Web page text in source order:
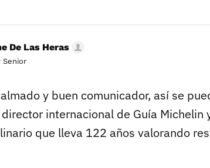
De Las Heras
Senior
y buen comunicador, así se
director internacional de Guía Michelin
que lleva 122 años valorando